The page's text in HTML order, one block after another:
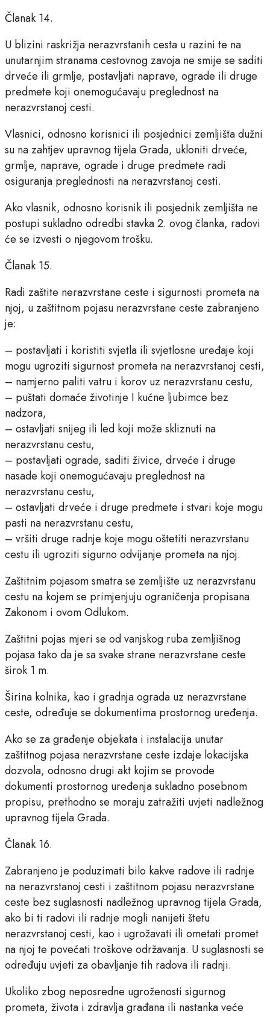
Članak 14.
U blizini raskrižja nerazvrstanih cesta u razini te na
unutarnjim stranama cestovnog zavoja ne smije se saditi
drveće ili grmlje, postavljati naprave, ograde ili druge
predmete koji onemogućavaju preglednost na
nerazvrstanoj cesti.
Vlasnici, odnosno korisnici ili posjednici zemljišta dužni
su na zahtjev upravnog tijela Grada, ukloniti drveće,
grmlje, naprave, ograde i druge predmete radi
osiguranja preglednosti na nerazvrstanoj cesti.
Ako vlasnik, odnosno korisnik ili posjednik zemljišta ne
postupi sukladno odredbi stavka 2. ovog članka, radovi
će se izvesti o njegovom trošku.
Članak 15.
Radi zaštite nerazvrstane ceste i sigurnosti prometa na
njoj, u zaštitnom pojasu nerazvrstane ceste zabranjeno
je:
– postavljati i koristiti svjetla ili svjetlosne uređaje koji
mogu ugroziti sigurnost prometa na nerazvrstanoj cesti,
– namjerno paliti vatru i korov uz nerazvrstanu cestu,
– puštati domaće životinje I kućne ljubimce bez
nadzora,
– ostavljati snijeg ili led koji može skliznuti na
nerazvrstanu cestu,
– postavljati ograde, saditi živice, drveće i druge
nasade koji onemogućavaju preglednost na
nerazvrstanu cestu,
– ostavljati drveće i druge predmete i stvari koje mogu
pasti na nerazvrstanu cestu,
– vršiti druge radnje koje mogu oštetiti nerazvrstanu
cestu ili ugroziti sigurno odvijanje prometa na njoj.
Zaštitnim pojasom smatra se zemljište uz nerazvrstanu
cestu na kojem se primjenjuju ograničenja propisana
Zakonom i ovom Odlukom.
Zaštitni pojas mjeri se od vanjskog ruba zemljišnog
pojasa tako da je sa svake strane nerazvrstane ceste
širok 1 m.
Širina kolnika, kao i gradnja ograda uz nerazvrstane
ceste, određuje se dokumentima prostornog uređenja.
Ako se za građenje objekata i instalacija unutar
zaštitnog pojasa nerazvrstane ceste izdaje lokacijska
dozvola, odnosno drugi akt kojim se provode
dokumenti prostornog uređenja sukladno posebnom
propisu, prethodno se moraju zatražiti uvjeti nadležnog
upravnog tijela Grada.
Članak 16.
Zabranjeno je poduzimati bilo kakve radove ili radnje
na nerazvrstanoj cesti i zaštitnom pojasu nerazvrstane
ceste bez suglasnosti nadležnog upravnog tijela Grada,
ako bi ti radovi ili radnje mogli nanijeti štetu
nerazvrstanoj cesti, kao i ugrožavati ili ometati promet
na njoj te povećati troškove održavanja. U suglasnosti se
određuju uvjeti za obavljanje tih radova ili radnji.
Ukoliko zbog neposredne ugroženosti sigurnog
prometa, života i zdravlja građana ili nastanka veće